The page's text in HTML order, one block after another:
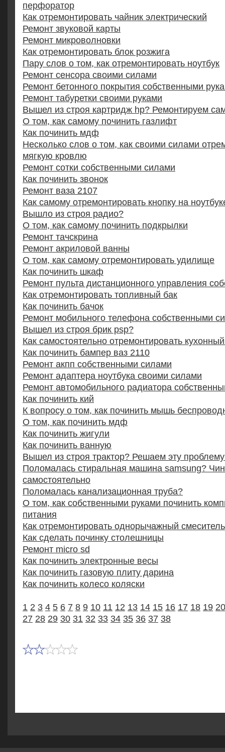
перфоратор
Как отремонтировать чайник электрический
Ремонт звуковой карты
Ремонт микроволновки
Как отремонтировать блок розжига
Пару слов о том, как отремонтировать ноутбук
Ремонт сенсора своими силами
Ремонт бетонного покрытия собственными
Ремонт табуретки своими руками
Вышел из строя картридж hp? Ремонтируем
О том, как самому починить газлифт
Как починить мдф
Несколько слов о том, как своими силами
мягкую кровлю
Ремонт сотки собственными силами
Как починить звонок
Ремонт ваза 2107
Как самому отремонтировать кнопку на
Вышло из строя радио?
О том, как самому починить подкрылки
Ремонт тачскрина
Ремонт акриловой ванны
О том, как самому отремонтировать удилище
Как починить шкаф
Ремонт пульта дистанционного управления
Как отремонтировать топливный бак
Как починить бачок
Ремонт мобильного телефона собственными
Вышел из строя брик psp?
Как самостоятельно отремонтировать
Как починить бампер ваз 2110
Ремонт акпп собственными силами
Ремонт адаптера ноутбука своими силами
Ремонт автомобильного радиатора
Как починить кий
К вопросу о том, как починить мышь
О том, как починить мдф
Как починить жигули
Как починить ванную
Вышел из строя трактор? Решаем эту
Поломалась стиральная машина samsung?
самостоятельно
Поломалась канализационная труба?
О том, как собственными руками починить
питания
Как отремонтировать однорычажный смеситель
Как сделать починку столешницы
Ремонт micro sd
Как починить электронные весы
Как починить газовую плиту дарина
Как починить колесо коляски
1 2 3 4 5 6 7 8 9 10 11 12 13 14 15 16 17 18 19 20
27 28 29 30 31 32 33 34 35 36 37 38